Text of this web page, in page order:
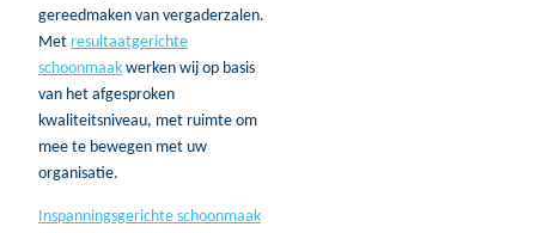
gereedmaken van vergaderzalen.
Met resultaatgerichte
schoonmaak werken wij op basis
van het afgesproken
kwaliteitsniveau, met ruimte om
mee te bewegen met uw
organisatie.
Inspanningsgerichte schoonmaak